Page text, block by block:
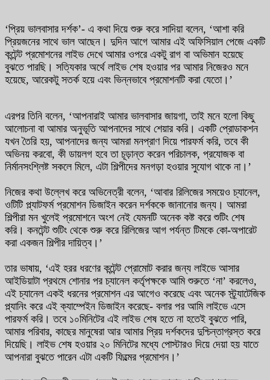
‘প্রিয় ভালবাসার দর্শক’- এ কথা দিয়ে শুরু করে সাদিয়া বলেন, ‘আশা করি
প্রিয়জনের সাথে ভাল আছেন। দুদিন আগে আমার এই অফিসিয়াল পেজে একটি
কন্টেন্ট প্রমোশনের লাইভ দেখে আমার ওপরে একটু রাগ বা অভিমান হয়েছে
বুঝতে পারছি। সত্যিকার অর্থে লাইভ শেষ হওয়ার পর আমার নিজেরও মনে
হয়েছে, আরেকটু সতর্ক হয়ে এবং ভিন্নভাবে প্রমোশনটি করা যেতো।’
এরপর তিনি বলেন, ‘আপনারাই আমার ভালবাসার জায়গা, তাই মনে হলো কিছু
আলোচনা বা আমার অনুভূতি আপনাদের সাথে শেয়ার করি। একটি প্রোডাকশন
যখন তৈরি হয়, আপনাদের জন্য আমরা মনপ্রাণ দিয়ে পারফর্ম করি, তবে কী
অভিনয় করবো, কী ডায়লগ হবে তা চূড়ান্ত করেন পরিচালক, প্রযোজক বা
নির্মানসংশ্লিষ্ট সকলে মিলে, এটা শিল্পীদের মনগড়া হওয়ার সুযোগ থাকে না।’
নিজের কথা উল্লেখ করে অভিনেত্রী বলেন, ‘আবার রিলিজের সময়েও চ্যানেল,
ওটিটি প্ল্যাটফর্ম প্রমোশন ডিজাইন করেন দর্শককে জানানোর জন্য। আমরা
শিল্পীরা মন খুলেই প্রমোশনে অংশ নেই যেমনটি অনেক কষ্ট করে শুটিং শেষ
করি। কনটেন্ট শুটিং থেকে শুরু করে রিলিজের আগ পর্যন্ত টিমকে কো-অপারেট
করা একজন শিল্পীর দায়িত্ব।’
তার ভাষায়, ‘এই হরর ধরণের কন্টেন্ট প্রোমোট করার জন্য লাইভে আসার
আইডিয়াটা প্রথমে শোনার পর চ্যানেল কর্তৃপক্ষকে আমি শুরুতে ‘না’ করলেও,
এই চ্যানেল একই ধরনের প্রমোশন এর আগেও করেছে এবং অনেক স্ট্র্যাটেজিক
প্ল্যানিং করে এই ক্যাম্পেইন ডিজাইন করেছে- বলার পর আমি লাইভে এসে
পারফর্ম করি। তবে ১০মিনিটের এই লাইভ শেষ হতে না হতেই বুঝতে পারি,
আমার পরিবার, কাছের মানুষেরা আর আমার প্রিয় দর্শকদের দুশ্চিন্তাগ্রস্ত করে
দিয়েছি। লাইভ শেষ হওয়ার ২০ মিনিটের মধ্যে পোস্টারও দিয়ে দেয়া হয় যাতে
আপনারা বুঝতে পারেন এটা একটি ফিল্মের প্রমোশন।’